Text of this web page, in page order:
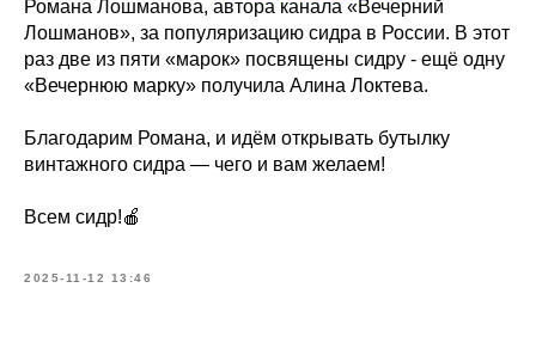
Романа Лошманова, автора канала «Вечерний
Лошманов», за популяризацию сидра в России. В этот
раз две из пяти «марок» посвящены сидру - ещё одну
«Вечернюю марку» получила Алина Локтева.
Благодарим Романа, и идём открывать бутылку
винтажного сидра — чего и вам желаем!
Всем сидр!🍎
2025-11-12 13:46